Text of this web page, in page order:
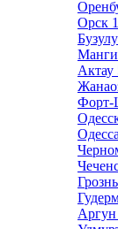
Орск
Актау
Форт-
Одесса
Аргун